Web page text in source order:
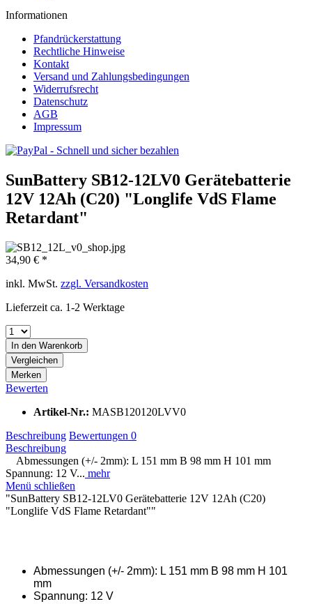
Informationen
Pfandrückerstattung
Rechtliche Hinweise
Kontakt
Versand und Zahlungsbedingungen
Widerrufsrecht
Datenschutz
AGB
Impressum
SunBattery SB12-12LV0 Gerätebatterie
12V 12Ah (C20) "Longlife VdS Flame
Retardant"
34,90 € *
inkl. MwSt. zzgl. Versandkosten
Lieferzeit ca. 1-2 Werktage
In den Warenkorb
Vergleichen
Merken
Bewerten
Artikel-Nr.: MASB120120LVV0
Beschreibung Bewertungen 0
Beschreibung
Abmessungen (+/- 2mm): L 151 mm B 98 mm H 101 mm
Spannung: 12 V... mehr
Menü schließen
"SunBattery SB12-12LV0 Gerätebatterie 12V 12Ah (C20)
"Longlife VdS Flame Retardant""
Abmessungen (+/- 2mm): L 151 mm B 98 mm H 101
mm
Spannung: 12 V